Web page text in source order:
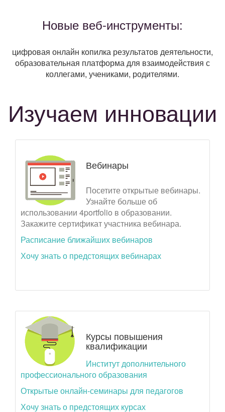
Новые веб-инструменты:
цифровая онлайн копилка результатов деятельности,
образовательная платформа для взаимодействия с
коллегами, учениками, родителями.
Изучаем инновации
Вебинары
Посетите открытые вебинары.
Узнайте больше об
использовании 4portfolio в образовании.
Закажите сертификат участника вебинара.
Расписание ближайших вебинаров
Хочу знать о предстоящих вебинарах
Курсы повышения
квалификации
Институт дополнительного
профессионального образования
Открытые онлайн-семинары для педагогов
Хочу знать о предстоящих курсах